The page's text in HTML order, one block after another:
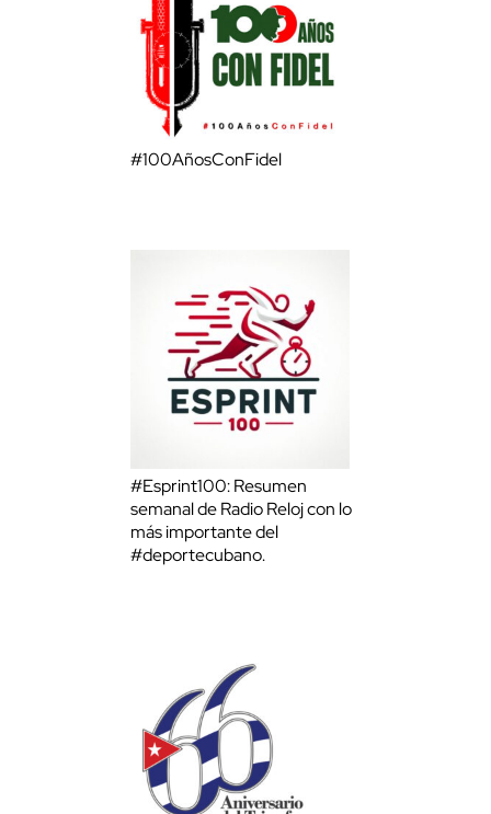
#100AñosConFidel
#Esprint100: Resumen
semanal de Radio Reloj con lo
más importante del
#deportecubano.